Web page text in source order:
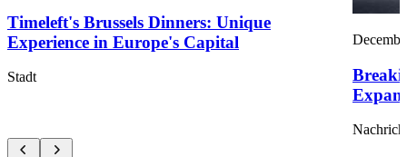
Timeleft's Brussels Dinners: Unique
Experience in Europe's Capital
Stadt